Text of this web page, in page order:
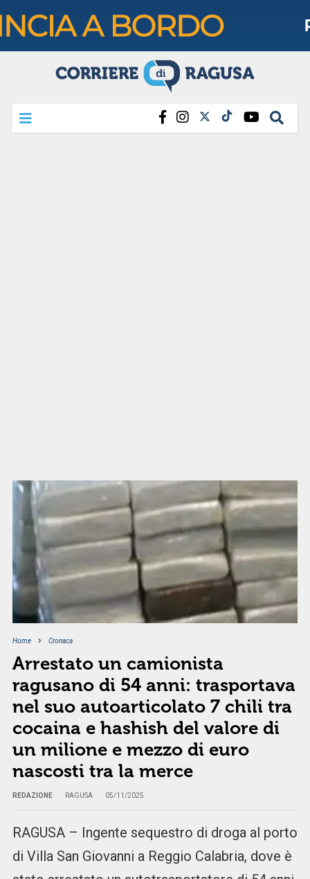
Home Cronaca
Arrestato un camionista
ragusano di 54 anni: trasportava
nel suo autoarticolato 7 chili tra
cocaina e hashish del valore di
un milione e mezzo di euro
nascosti tra la merce
REDAZIONE RAGUSA 05/11/2025
RAGUSA – Ingente sequestro di droga al porto
di Villa San Giovanni a Reggio Calabria, dove è